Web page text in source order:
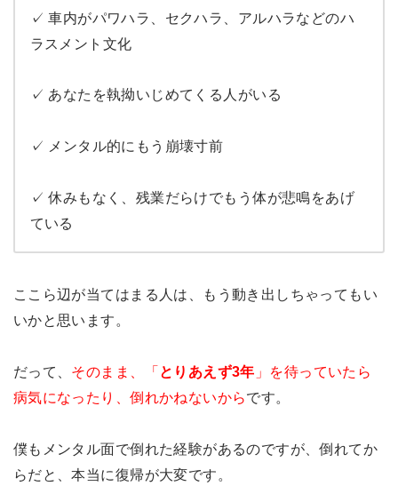
✓ 車内がパワハラ、セクハラ、アルハラなどのハ
ラスメント文化
✓ あなたを執拗いじめてくる人がいる
✓ メンタル的にもう崩壊寸前
✓ 休みもなく、残業だらけでもう体が悲鳴をあげ
ている
ここら辺が当てはまる人は、もう動き出しちゃってもい
いかと思います。
だって、 そのまま、「 とりあえず3年 」を待っていたら
病気になったり、倒れかねないからです。
僕もメンタル面で倒れた経験があるのですが、倒れてか
らだと、本当に復帰が大変です。